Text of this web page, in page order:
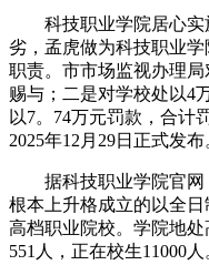
科技职业学院居心实
劣，孟虎做为科技职业
职责。市市场监视办理
赐与；二是对学校处以4
以7。74万元罚款，合计
2025年12月29日正式发布
据科技职业学院官网
根本上升格成立的以全
高档职业院校。学院地
551人，正在校生11000